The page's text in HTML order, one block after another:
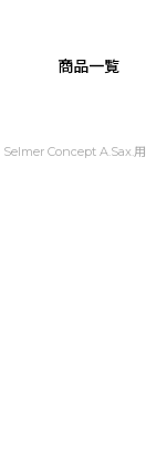
商品一覧
Selmer Concept A.Sax.用